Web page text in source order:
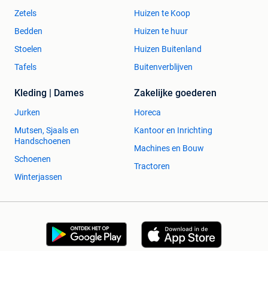
Zetels
Bedden
Stoelen
Tafels
Huizen te Koop
Huizen te huur
Huizen Buitenland
Buitenverblijven
Kleding | Dames
Jurken
Mutsen, Sjaals en
Handschoenen
Schoenen
Winterjassen
Zakelijke goederen
Horeca
Kantoor en Inrichting
Machines en Bouw
Tractoren